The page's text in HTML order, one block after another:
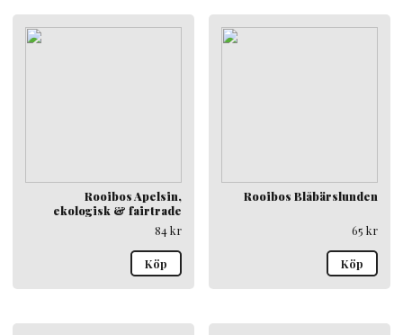
Rooibos Apelsin,
ekologisk & fairtrade
84kr
Köp
Rooibos Blåbärslunden
65 kr
Köp